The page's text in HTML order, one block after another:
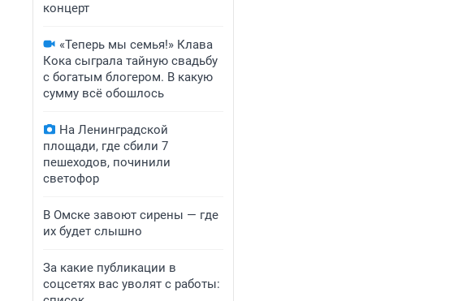
концерт
«Теперь мы семья!» Клава
Кока сыграла тайную свадьбу
с богатым блогером. В какую
сумму всё обошлось
На Ленинградской
площади, где сбили 7
пешеходов, починили
светофор
В Омске завоют сирены — где
их будет слышно
За какие публикации в
соцсетях вас уволят с работы: